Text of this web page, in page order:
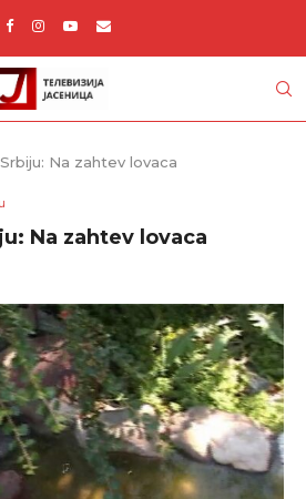
Na zahtev lovaca
Na zahtev lovaca